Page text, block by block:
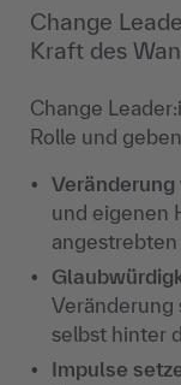
Change
Kraft des
Change
Rolle und
Veränderung
und eigenen
Veränderung
selbst hinter
Impulse